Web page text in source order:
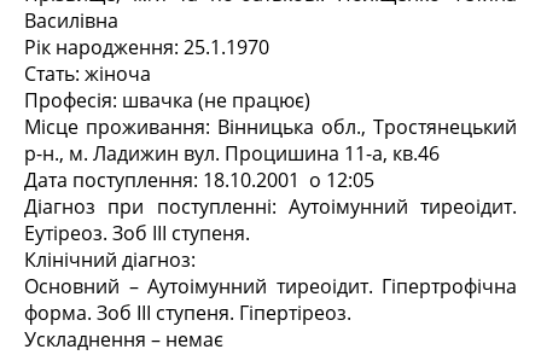
Василівна
Рік народження: 25.1.1970
Стать: жіноча
Професія: швачка (не працює)
Місце проживання: Вінницька обл., Тростянецький
р-н., м. Ладижин вул. Процишина 11-а, кв.46
Дата поступлення: 18.10.2001 о 12:05
Діагноз при поступленні: Аутоімунний тиреоідит.
Еутіреоз. Зоб III ступеня.
Клінічний діагноз:
Основний – Аутоімунний тиреоідит. Гіпертрофічна
форма. Зоб III ступеня. Гіпертіреоз.
Ускладнення – немає